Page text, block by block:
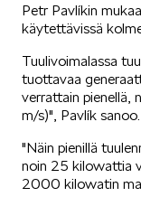
Petr Pavlíkin
käytettävissä
Tuulivoimalassa
tuottavaa
verrattain pienellä,
m/s)", Pavlík sanoo.
"Näin pienillä
noin 25 kilowattia
2000 kilowatin